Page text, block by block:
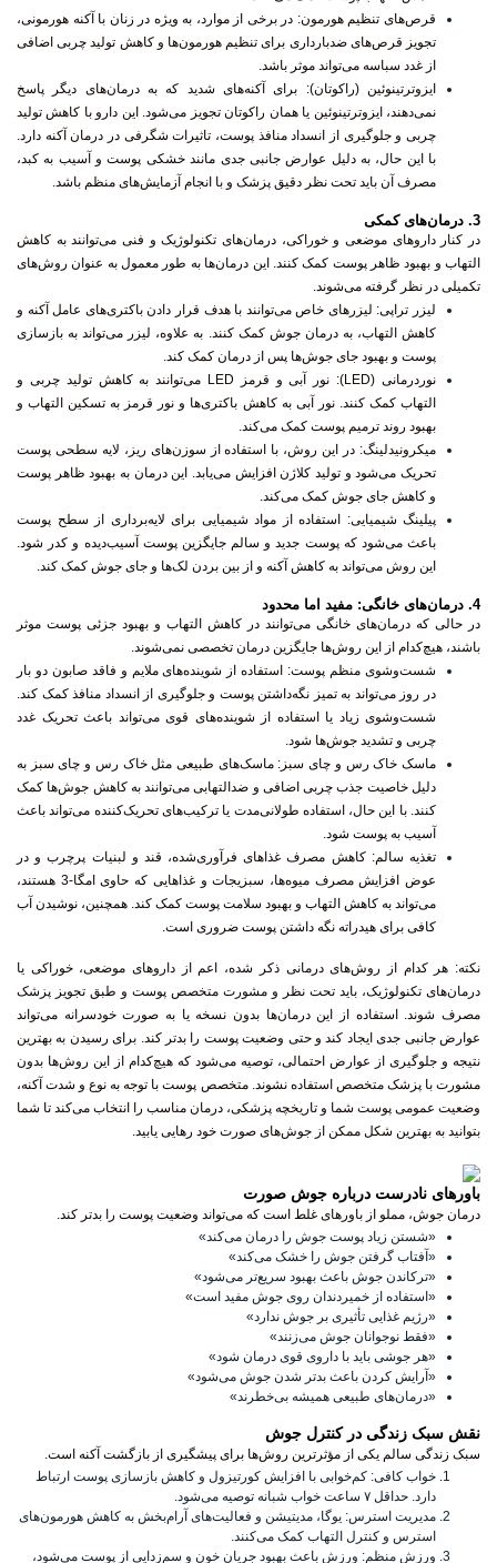
قرص‌های تنظیم هورمون: در برخی از موارد، به ویژه در زنان با آکنه هورمونی،
تجویز قرص‌های ضدبارداری برای تنظیم هورمون‌ها و کاهش تولید چربی اضافی
از غدد سباسه می‌تواند موثر باشد.
ایزوترتینوئین (راکوتان): برای آکنه‌های شدید که به درمان‌های دیگر پاسخ
نمی‌دهند، ایزوترتینوئین یا همان راکوتان تجویز می‌شود. این دارو با کاهش تولید
چربی و جلوگیری از انسداد منافذ پوست، تاثیرات شگرفی در درمان آکنه دارد.
با این حال، به دلیل عوارض جانبی جدی مانند خشکی پوست و آسیب به کبد،
مصرف آن باید تحت نظر دقیق پزشک و با انجام آزمایش‌های منظم باشد.
3. درمان‌های کمکی
در کنار داروهای موضعی و خوراکی، درمان‌های تکنولوژیک و فنی می‌توانند به کاهش
التهاب و بهبود ظاهر پوست کمک کنند. این درمان‌ها به طور معمول به عنوان روش‌های
تکمیلی در نظر گرفته می‌شوند.
لیزر تراپی: لیزرهای خاص می‌توانند با هدف قرار دادن باکتری‌های عامل آکنه و
کاهش التهاب، به درمان جوش کمک کنند. به علاوه، لیزر می‌تواند به بازسازی
پوست و بهبود جای جوش‌ها پس از درمان کمک کند.
نوردرمانی (LED)
: نور آبی و قرمز LED می‌توانند به کاهش تولید چربی و
التهاب کمک کنند. نور آبی به کاهش باکتری‌ها و نور قرمز به تسکین التهاب و
بهبود روند ترمیم پوست کمک می‌کند.
میکرونیدلینگ: در این روش، با استفاده از سوزن‌های ریز، لایه سطحی پوست
تحریک می‌شود و تولید کلاژن افزایش می‌یابد. این درمان به بهبود ظاهر پوست
و کاهش جای جوش کمک می‌کند.
پیلینگ شیمیایی: استفاده از مواد شیمیایی برای لایه‌برداری از سطح پوست
باعث می‌شود که پوست جدید و سالم جایگزین پوست آسیب‌دیده و کدر شود.
این روش می‌تواند به کاهش آکنه و از بین بردن لک‌ها و جای جوش کمک کند.
4. درمان‌های خانگی: مفید اما محدود
در حالی که درمان‌های خانگی می‌توانند در کاهش التهاب و بهبود جزئی پوست موثر
باشند، هیچ‌کدام از این روش‌ها جایگزین درمان تخصصی نمی‌شوند.
شست‌وشوی منظم پوست: استفاده از شوینده‌های ملایم و فاقد صابون دو بار
در روز می‌تواند به تمیز نگه‌داشتن پوست و جلوگیری از انسداد منافذ کمک کند.
شست‌وشوی زیاد یا استفاده از شوینده‌های قوی می‌تواند باعث تحریک غدد
چربی و تشدید جوش‌ها شود.
ماسک خاک رس و چای سبز : ماسک‌های طبیعی مثل خاک رس و چای سبز به
دلیل خاصیت جذب چربی اضافی و ضدالتهابی می‌توانند به کاهش جوش‌ها کمک
کنند. با این حال، استفاده طولانی‌مدت یا ترکیب‌های تحریک‌کننده می‌تواند باعث
آسیب به پوست شود.
تغذیه سالم: کاهش مصرف غذاهای فرآوری‌شده، قند و لبنیات پرچرب و در
عوض افزایش مصرف میوه‌ها، سبزیجات و غذاهایی که حاوی امگا-3 هستند،
می‌تواند به کاهش التهاب و بهبود سلامت پوست کمک کند. همچنین، نوشیدن آب
کافی برای هیدراته نگه داشتن پوست ضروری است.
نکته: هر کدام از روش‌های درمانی ذکر شده، اعم از داروهای موضعی، خوراکی یا
درمان‌های تکنولوژیک، باید تحت نظر و مشورت متخصص پوست و طبق تجویز پزشک
مصرف شوند. استفاده از این درمان‌ها بدون نسخه یا به صورت خودسرانه می‌تواند
عوارض جانبی جدی ایجاد کند و حتی وضعیت پوست را بدتر کند. برای رسیدن به بهترین
نتیجه و جلوگیری از عوارض احتمالی، توصیه می‌شود که هیچ‌کدام از این روش‌ها بدون
مشورت با پزشک متخصص استفاده نشوند. متخصص پوست با توجه به نوع و شدت آکنه،
وضعیت عمومی پوست شما و تاریخچه پزشکی، درمان مناسب را انتخاب می‌کند تا شما
بتوانید به بهترین شکل ممکن از جوش‌های صورت خود رهایی یابید.
باورهای نادرست درباره جوش صورت
درمان جوش، مملو از باورهای غلط است که می‌تواند وضعیت پوست را بدتر کند.
«شستن زیاد پوست جوش را درمان می‌کند»
« آفتاب گرفتن جوش را خشک می‌کند»
«ترکاندن جوش باعث بهبود سریع‌تر می‌شود»
« استفاده از خمیردندان روی جوش مفید است»
«رژیم غذایی تأثیری بر جوش ندارد»
«فقط نوجوانان جوش می‌زنند»
«هر جوشی باید با داروی قوی درمان شود»
« آرایش کردن باعث بدتر شدن جوش می‌شود»
«درمان‌های طبیعی همیشه بی‌خطرند»
نقش سبک زندگی در کنترل جوش
سبک زندگی سالم یکی از مؤثرترین روش‌ها برای پیشگیری از بازگشت آکنه است.
خواب کافی: کم‌خوابی با افزایش کورتیزول و کاهش بازسازی پوست ارتباط
دارد. حداقل ۷ ساعت خواب شبانه توصیه می‌شود.
مدیریت استرس: یوگا، مدیتیشن و فعالیت‌های آرام‌بخش به کاهش هورمون‌های
استرس و کنترل التهاب کمک می‌کنند.
ورزش منظم: ورزش باعث بهبود جریان خون و سم‌زدایی از پوست می‌شود،